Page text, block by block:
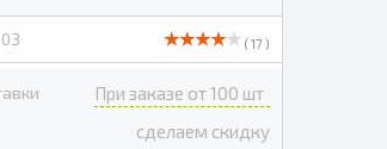
( 17 )
При заказе от 100 шт
сделаем скидку